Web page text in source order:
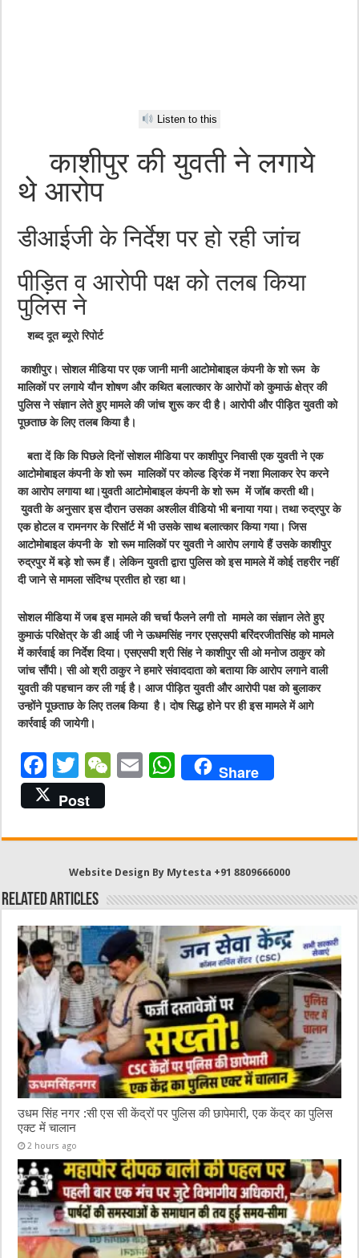
Listen to this
काशीपुर की युवती ने लगाये
थे आरोप
डीआईजी के निर्देश पर हो रही जांच
पीड़ित व आरोपी पक्ष को तलब किया
पुलिस ने
शब्द दूत ब्यूरो रिपोर्ट
काशीपुर। सोशल मीडिया पर एक जानी मानी आटोमोबाइल कंपनी के शो रूम के
मालिकों पर लगाये यौन शोषण और कथित बलात्कार के आरोपों को कुमाऊं क्षेत्र की
पुलिस ने संज्ञान लेते हुए मामले की जांच शुरू कर दी है। आरोपी और पीड़ित युवती को
पूछताछ के लिए तलब किया है।
बता दें कि कि पिछले दिनों सोशल मीडिया पर काशीपुर निवासी एक युवती ने एक
आटोमोबाइल कंपनी के शो रूम मालिकों पर कोल्ड ड्रिंक में नशा मिलाकर रेप करने
का आरोप लगाया था।युवती आटोमोबाइल कंपनी के शो रूम में जॉब करती थी।
युवती के अनुसार इस दौरान उसका अश्लील वीडियो भी बनाया गया। तथा रुद्रपुर के
एक होटल व रामनगर के रिसॉर्ट में भी उसके साथ बलात्कार किया गया। जिस
आटोमोबाइल कंपनी के शो रूम मालिकों पर युवती ने आरोप लगाये हैं उसके काशीपुर
रुद्रपुर में बड़े शो रूम हैं। लेकिन युवती द्वारा पुलिस को इस मामले में कोई तहरीर नहीं
दी जाने से मामला संदिग्ध प्रतीत हो रहा था।
सोशल मीडिया में जब इस मामले की चर्चा फैलने लगी तो मामले का संज्ञान लेते हुए
कुमाऊं परिक्षेत्र के डी आई जी ने ऊधमसिंह नगर एसएसपी बरिंदरजीतसिंह को मामले
में कार्रवाई का निर्देश दिया। एसएसपी श्री सिंह ने काशीपुर सी ओ मनोज ठाकुर को
जांच सौंपी। सी ओ श्री ठाकुर ने हमारे संवाददाता को बताया कि आरोप लगाने वाली
युवती की पहचान कर ली गई है। आज पीड़ित युवती और आरोपी पक्ष को बुलाकर
उन्होंने पूछताछ के लिए तलब किया है। दोष सिद्ध होने पर ही इस मामले में आगे
कार्रवाई की जायेगी।
F
a
c
e
o
o
k
T
w
it
te
r
W
h
at
E
l
W
h
s
A
p
p
Share
Post
Website Design By Mytesta +91 8809666000
Related Articles
उधम सिंह नगर :सी एस सी केंद्रों पर पुलिस की छापेमारी, एक केंद्र का पुलिस
एक्ट में चालान
2 hours ago